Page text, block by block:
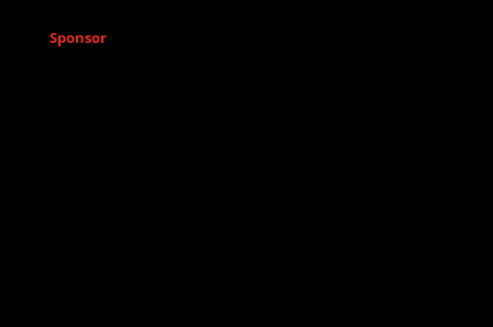
Sponsor